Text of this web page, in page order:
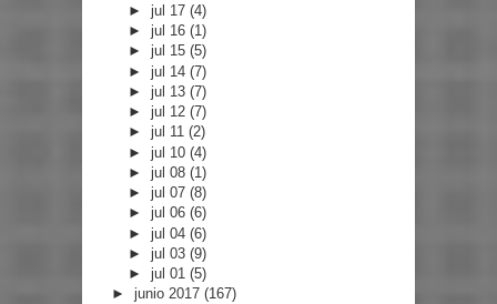
►jul 17(4)
►jul 16(1)
►jul 15(5)
►jul 14(7)
►jul 13(7)
►jul 12(7)
►jul 11(2)
►jul 10(4)
►jul 08(1)
►jul 07(8)
►jul 06(6)
►jul 04(6)
►jul 03(9)
►jul 01(5)
► junio 2017 (167)